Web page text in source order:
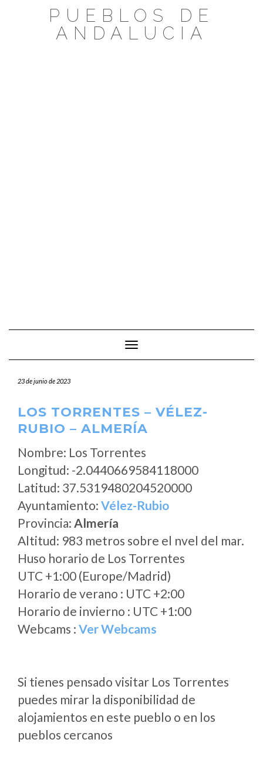
PUEBLOS DE
ANDALUCIA
Cambiar modo de navegación
23 de junio de 2023
LOS TORRENTES – VÉLEZ-
RUBIO – ALMERÍA
Nombre: Los Torrentes
Longitud: -2.0440669584118000
Latitud: 37.5319480204520000
Ayuntamiento: Vélez-Rubio
Provincia: Almería
Altitud: 983 metros sobre el nvel del mar.
Huso horario de Los Torrentes
UTC +1:00 (Europe/Madrid)
Horario de verano : UTC +2:00
Horario de invierno : UTC +1:00
Webcams : Ver Webcams
Si tienes pensado visitar Los Torrentes
puedes mirar la disponibilidad de
alojamientos en este pueblo o en los
pueblos cercanos